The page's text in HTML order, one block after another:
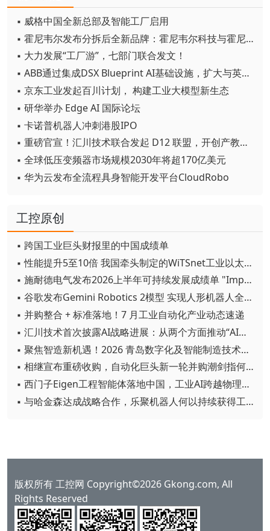
▪ 威格中国全新总部及智能工厂启用
▪ 霍尼韦尔发布分拆后全新品牌：霍尼韦尔科技与霍尼韦尔航空航天
▪ 大力发展“工厂游”，七部门联合发文！
▪ ABB通过集成DSX Blueprint AI基础设施，扩大与英伟达的合作
▪ 京东工业发起百川计划， 构建工业大模型新生态
▪ 研华举办 Edge AI 国际论坛
▪ 卡诺普机器人冲刺港股IPO
▪ 重磅官宣！汇川技术联合发起 D12 联盟，开创产教融合新范式
▪ 全球低压变频器市场规模2030年将超170亿美元
▪ 华为云发布全流程具身智能开发平台CloudRobo
工控原创
▪ 跨国工业巨头财报里的中国成绩单
▪ 性能提升5至10倍 我国牵头制定的WiTSnet工业以太网国际标准正式发布
▪ 施耐德电气发布2026上半年可持续发展成绩单 "Impact 2030"路线图开局稳健
▪ 谷歌发布Gemini Robotics 2模型 实现人形机器人全身智能控制突破
▪ 并购整合 + 标准落地！7 月工业自动化产业动态速递
▪ 汇川技术首次披露AI战略进展：从两个方面推动“AI业务化”落地
▪ 聚焦智造新机遇！2026 青岛数字化及智能制造技术论坛圆满落幕
▪ 相继宣布重磅收购，自动化巨头新一轮并购潮剑指何方？
▪ 西门子Eigen工程智能体落地中国，工业AI跨越物理世界“确定性”拐点
▪ 与哈金森达成战略合作，乐聚机器人何以持续获得工业巨头青睐？
版权所有 工控网 Copyright©2026 Gkong.com, All
Rights Reserved